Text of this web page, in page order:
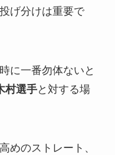
げ分けは重要で
に一番勿体ないと
村選手と対する場
めのストレート、